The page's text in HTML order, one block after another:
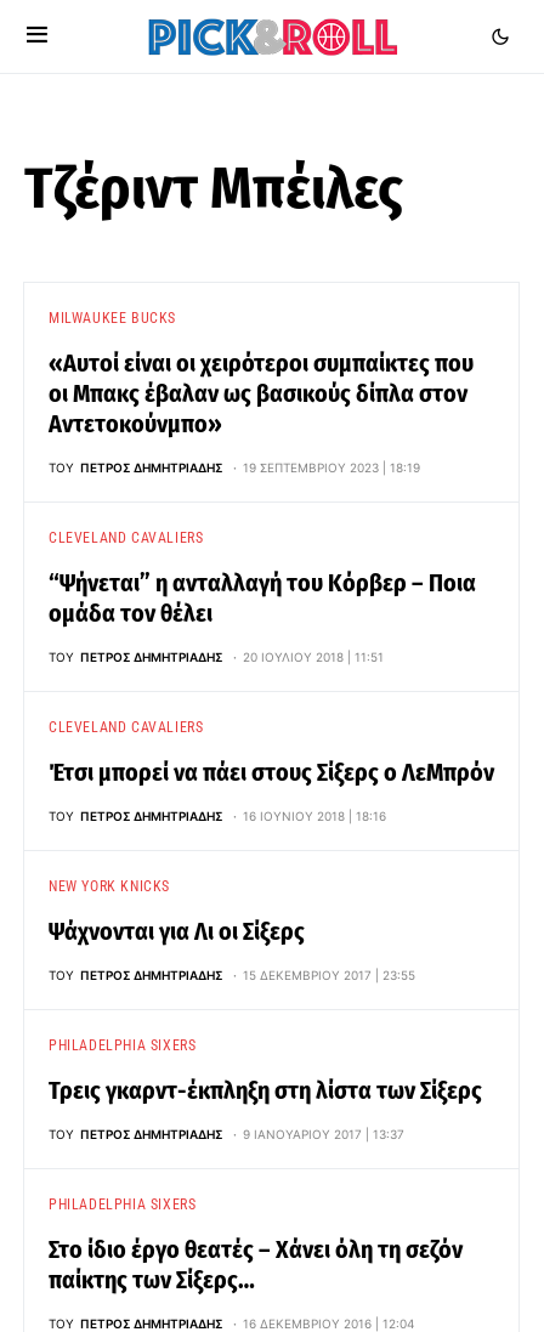
Τζέριντ Μπέιλες
MILWAUKEE BUCKS
«Αυτοί είναι οι χειρότεροι συμπαίκτες που
οι Μπακς έβαλαν ως βασικούς δίπλα στον
Αντετοκούνμπο»
ΤΟΥ ΠΈΤΡΟΣ ΔΗΜΗΤΡΙΆΔΗΣ 19 ΣΕΠΤΕΜΒΡΊΟΥ 2023 | 18:19
CLEVELAND CAVALIERS
“Ψήνεται” η ανταλλαγή του Κόρβερ – Ποια
ομάδα τον θέλει
ΤΟΥ ΠΈΤΡΟΣ ΔΗΜΗΤΡΙΆΔΗΣ 20 ΙΟΥΛΊΟΥ 2018 | 11:51
CLEVELAND CAVALIERS
Έτσι μπορεί να πάει στους Σίξερς ο ΛεΜπρόν
ΤΟΥ ΠΈΤΡΟΣ ΔΗΜΗΤΡΙΆΔΗΣ 16 ΙΟΥΝΊΟΥ 2018 | 18:16
NEW YORK KNICKS
Ψάχνονται για Λι οι Σίξερς
ΤΟΥ ΠΈΤΡΟΣ ΔΗΜΗΤΡΙΆΔΗΣ 15 ΔΕΚΕΜΒΡΊΟΥ 2017 | 23:55
PHILADELPHIA SIXERS
Τρεις γκαρντ-έκπληξη στη λίστα των Σίξερς
ΤΟΥ ΠΈΤΡΟΣ ΔΗΜΗΤΡΙΆΔΗΣ 9 ΙΑΝΟΥΑΡΊΟΥ 2017 | 13:37
PHILADELPHIA SIXERS
Στο ίδιο έργο θεατές – Χάνει όλη τη σεζόν
παίκτης των Σίξερς…
ΤΟΥ ΠΈΤΡΟΣ ΔΗΜΗΤΡΙΆΔΗΣ 16 ΔΕΚΕΜΒΡΊΟΥ 2016 | 12:04